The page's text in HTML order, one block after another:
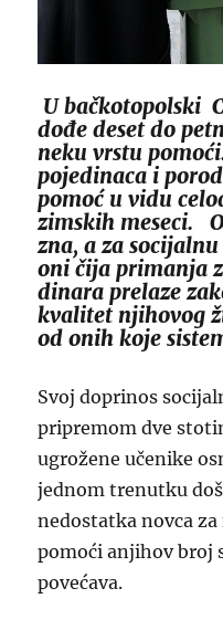
U bačkotopolski
dođe deset do
neku vrstu
pojedinaca i
pomoć u vidu
zimskih meseci.
zna, a za
oni čija primanja
dinara prelaze
kvalitet njihovog
od onih koje
Svoj doprinos
pripremom dve
ugrožene učenike
jednom trenutku
nedostatka novca
pomoći anjihov broj
povećava.